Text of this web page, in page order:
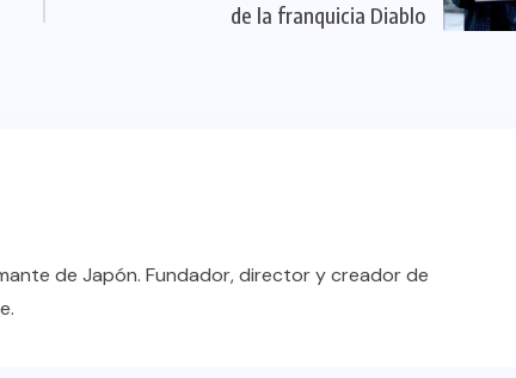
de la franquicia Diablo
de Japón. Fundador, director y creador de